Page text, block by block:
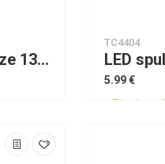
LED spuldze 13W E27 A65 silta gaisma Dipah 1465
TC4404
5.99 €
Pieejams!